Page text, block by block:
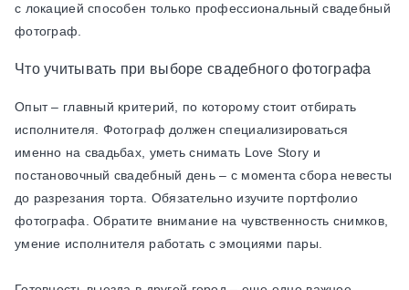
с локацией способен только профессиональный свадебный
фотограф.
Что учитывать при выборе свадебного фотографа
Опыт – главный критерий, по которому стоит отбирать
исполнителя. Фотограф должен специализироваться
именно на свадьбах, уметь снимать Love Story и
постановочный свадебный день – с момента сбора невесты
до разрезания торта. Обязательно изучите портфолио
фотографа. Обратите внимание на чувственность снимков,
умение исполнителя работать с эмоциями пары.